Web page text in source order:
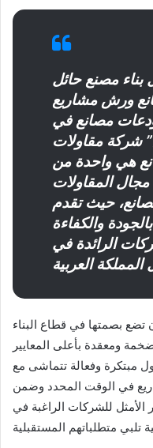
بناء مصنع حائل
ورش مشاريع
مصانع في
شركة مقاولات
هي واحدة من
المقاولات
حيث تقدم
والكفاءة
الرائدة في
المملكة العربية
بصمتها في قطاع البناء
ومعقدة بأعلى المعايير
مبتكرة وفعالة تتماشى مع
في الوقت المحدد وضمن
الأمثل للشركات الراغبة في
تلبي متطلباتهم المستقبلية